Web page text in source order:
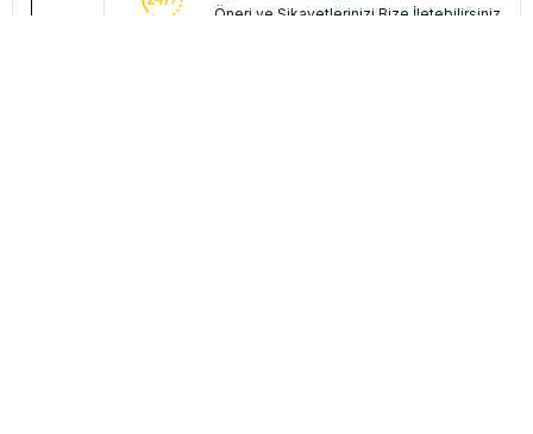
Öneri ve Şikayetlerinizi Bize İletebilirsiniz.